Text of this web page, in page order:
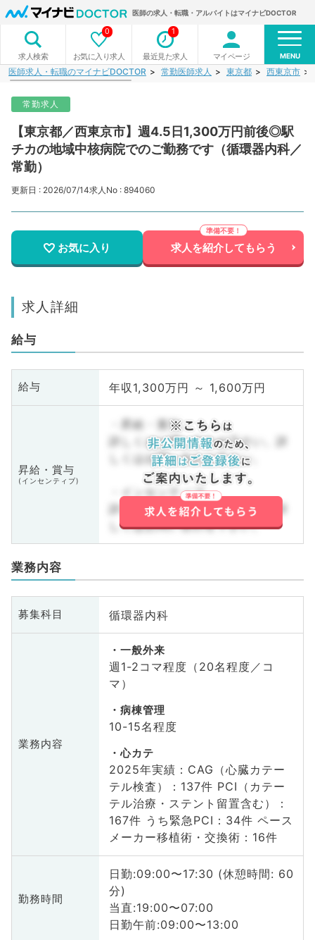
医師の求人・転職・アルバイトはマイナビDOCTOR
求人検索 お気に入り求人
0
最近見た求人
1
マイページ MENU
医師求人・転職のマイナビDOCTOR 常勤医師求人 東京都 西東京市
常勤求人
【東京都／西東京市】週4.5日1,300万円前後◎駅
チカの地域中核病院でのご勤務です（循環器内科／
常勤）
更新日 : 2026/07/14求人No : 894060
お気に入り 求人を紹介してもらう
求人詳細
給与
給与 年収1,300万円 ～ 1,600万円
昇給・賞与
(インセンティブ)
・昇給・賞与
詳しくはお問い合わせ下さい。詳
しくはお問い合わせ下さい。
・インセンティブ
詳しくはお問い合わせ下さい。詳
しくはお問い合わせ下さい。
業務内容
募集科目 循環器内科
業務内容
一般外来
週1-2コマ程度（20名程度／コ
マ）
病棟管理
10-15名程度
心カテ
2025年実績：CAG（心臓カテー
テル検査）：137件 PCI（カテー
テル治療・ステント留置含む）：
167件 うち緊急PCI：34件 ペース
メーカー移植術・交換術：16件
勤務時間
日勤:09:00〜17:30 (休憩時間: 60
分)
当直:19:00〜07:00
日勤午前:09:00〜13:00